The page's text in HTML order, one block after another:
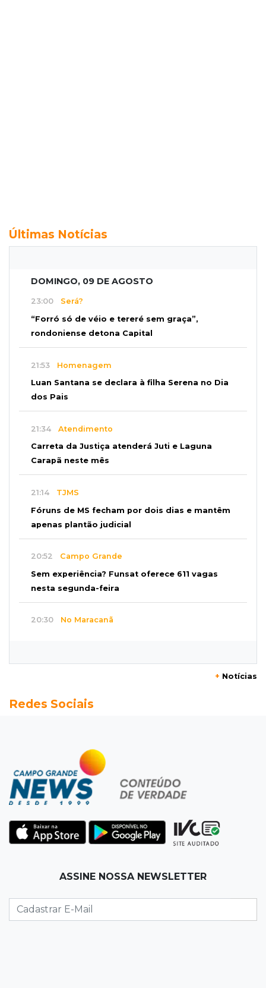
Últimas Notícias
DOMINGO, 09 DE AGOSTO
23:00 Será?
“Forró só de véio e tereré sem graça”,
rondoniense detona Capital
21:53 Homenagem
Luan Santana se declara à filha Serena no Dia
dos Pais
21:34 Atendimento
Carreta da Justiça atenderá Juti e Laguna
Carapã neste mês
21:14 TJMS
Fóruns de MS fecham por dois dias e mantêm
apenas plantão judicial
20:52 Campo Grande
Sem experiência? Funsat oferece 611 vagas
nesta segunda-feira
20:30 No Maracanã
Seleções em MS têm salários de até R$ 8,2 mil;
Jardim Itatiaia
Vigia é amarrado durante roubo de carro e
dois caminhões em pátio
Corinthians vence Bragantino por 2 a 0 e sobe
para 7º no Brasileirão
Na Vila Belmiro
lugar no Brasileirão
+ Notícias
Redes Sociais
ASSINE NOSSA NEWSLETTER